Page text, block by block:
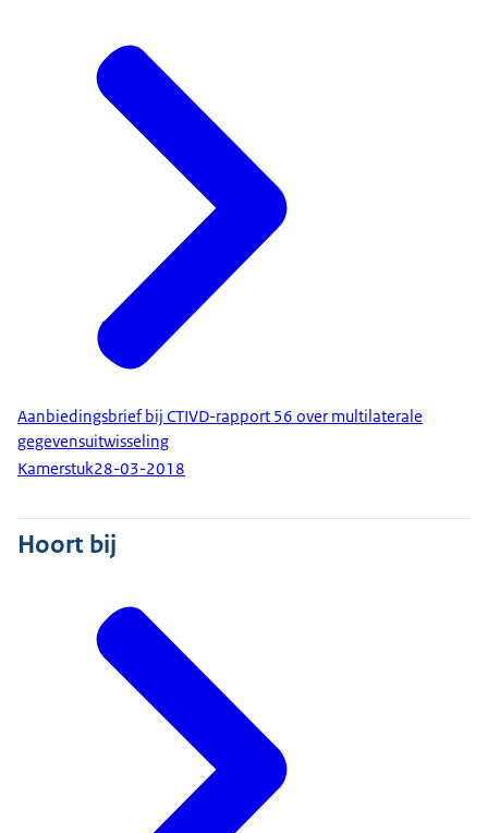
Aanbiedingsbrief bij CTIVD-rapport 56 over multilaterale
gegevensuitwisseling
Kamerstuk28-03-2018
Hoort bij